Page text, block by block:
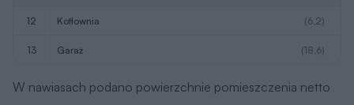
12 kotłownia (6,2)
13 garaż (18,6)
W nawiasach podano powierzchnie pomieszczenia netto